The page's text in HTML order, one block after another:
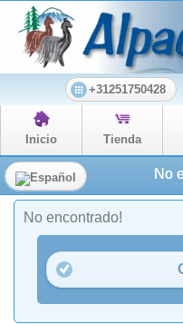
+31251750428
Inicio Tienda
No
No encontrado!